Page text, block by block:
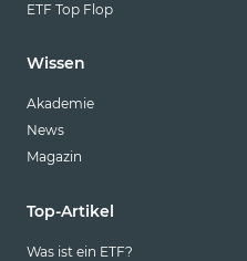
ETF Top Flop
Wissen
Akademie
News
Magazin
Top-Artikel
Was ist ein ETF?